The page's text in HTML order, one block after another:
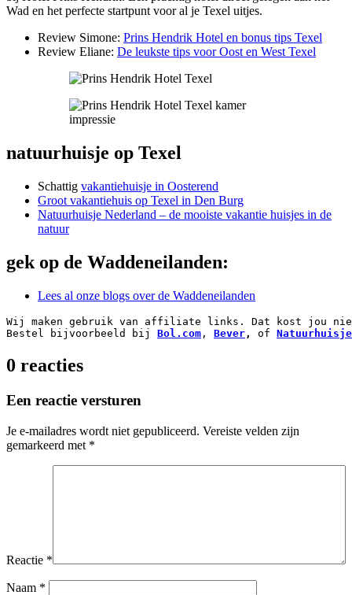
Wad en het perfecte startpunt voor al je Texel uitjes.
Review Simone: Prins Hendrik Hotel en bonus tips Texel
Review Eliane: De leukste tips voor Oost en West Texel
natuurhuisje op Texel
Schattig vakantiehuisje in Oosterend
Groot vakantiehuis op Texel in Den Burg
Natuurhuisje Nederland – de mooiste vakantie huisjes in de
natuur
gek op de Waddeneilanden:
Lees al onze blogs over de Waddeneilanden
Wij maken gebruik van affiliate links. Dat kost jou
Bestel bijvoorbeeld bij Bol.com , Bever, of Natuurhuisje
0 reacties
Een reactie versturen
Je e-mailadres wordt niet gepubliceerd. Vereiste velden zijn
gemarkeerd met *
Reactie *
Naam *